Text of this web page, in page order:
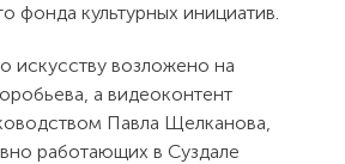
фонда культурных инициатив.
искусству возложено на
а видеоконтент
Павла Щелканова,
работающих в Суздале